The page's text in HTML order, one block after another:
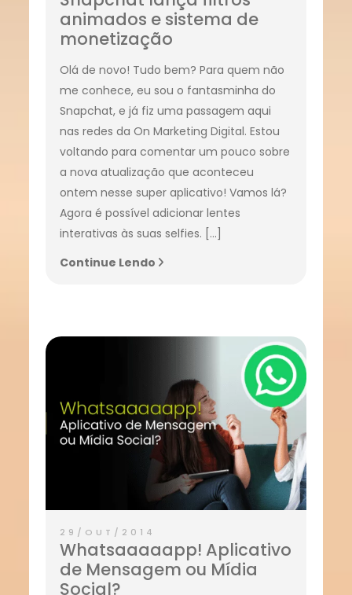
animados e sistema de
monetização
Olá de novo! Tudo bem? Para quem não
me conhece, eu sou o fantasminha do
Snapchat, e já fiz uma passagem aqui
nas redes da On Marketing Digital. Estou
voltando para comentar um pouco sobre
a nova atualização que aconteceu
ontem nesse super aplicativo! Vamos lá?
Agora é possível adicionar lentes
interativas às suas selfies. […]
Continue Lendo
29/OUT/2014
Whatsaaaaapp! Aplicativo
de Mensagem ou Mídia
Social?